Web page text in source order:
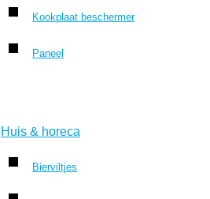
Kookplaat beschermer
Paneel
Huis & horeca
Bierviltjes